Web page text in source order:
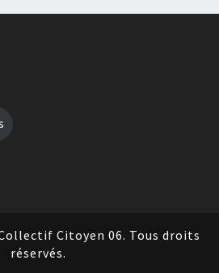
Citoyen 06. Tous droits
réservés.